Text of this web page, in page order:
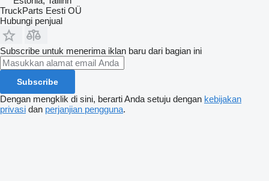
TruckParts Eesti OÜ
Hubungi penjual
Subscribe untuk menerima iklan baru dari bagian ini
Subscribe
Dengan mengklik di sini, berarti Anda setuju dengan kebijakan
privasi dan perjanjian pengguna.